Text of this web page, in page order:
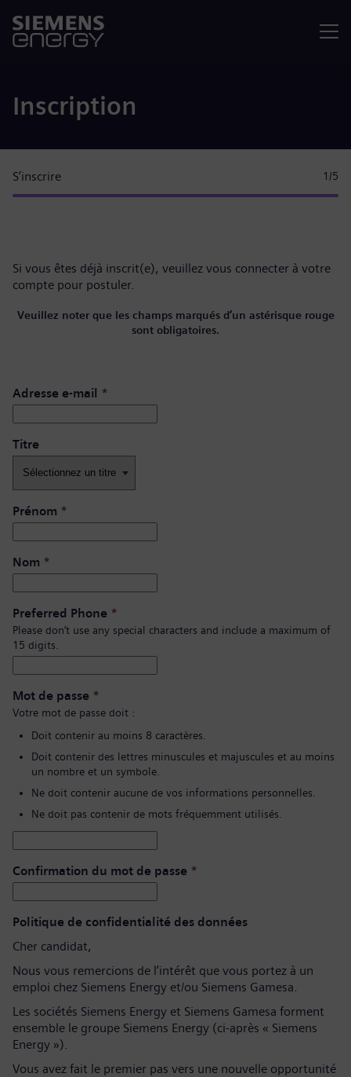
Inscription
S’inscrire 1 /5
Si vous êtes déjà inscrit(e), veuillez vous connecter à votre
compte pour postuler.
Veuillez noter que les champs marqués d’un astérisque rouge
sont obligatoires.
Adresse e-mail *
Titre
Prénom *
Nom *
Preferred Phone *
Please don’t use any special characters and include a maximum of
15 digits.
Mot de passe *
Votre mot de passe doit :
Doit contenir au moins 8 caractères.
Doit contenir des lettres minuscules et majuscules et au moins
un nombre et un symbole.
Ne doit contenir aucune de vos informations personnelles.
Ne doit pas contenir de mots fréquemment utilisés.
Confirmation du mot de passe *
Politique de confidentialité des données
Cher candidat,
Nous vous remercions de l’intérêt que vous portez à un
emploi chez Siemens Energy et/ou Siemens Gamesa.
Les sociétés Siemens Energy et Siemens Gamesa forment
ensemble le groupe Siemens Energy (ci-après « Siemens
Energy »).
Vous avez fait le premier pas vers une nouvelle opportunité